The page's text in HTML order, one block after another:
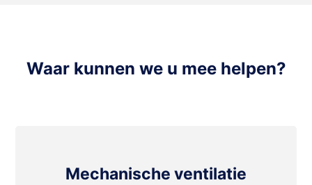
Waar kunnen we u mee helpen?
Mechanische ventilatie